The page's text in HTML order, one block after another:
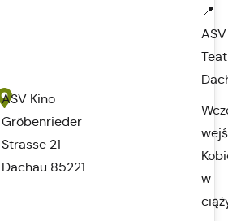
ASV Kino
Gröbenrieder
Strasse 21
Dachau 85221
📍
ASV
w